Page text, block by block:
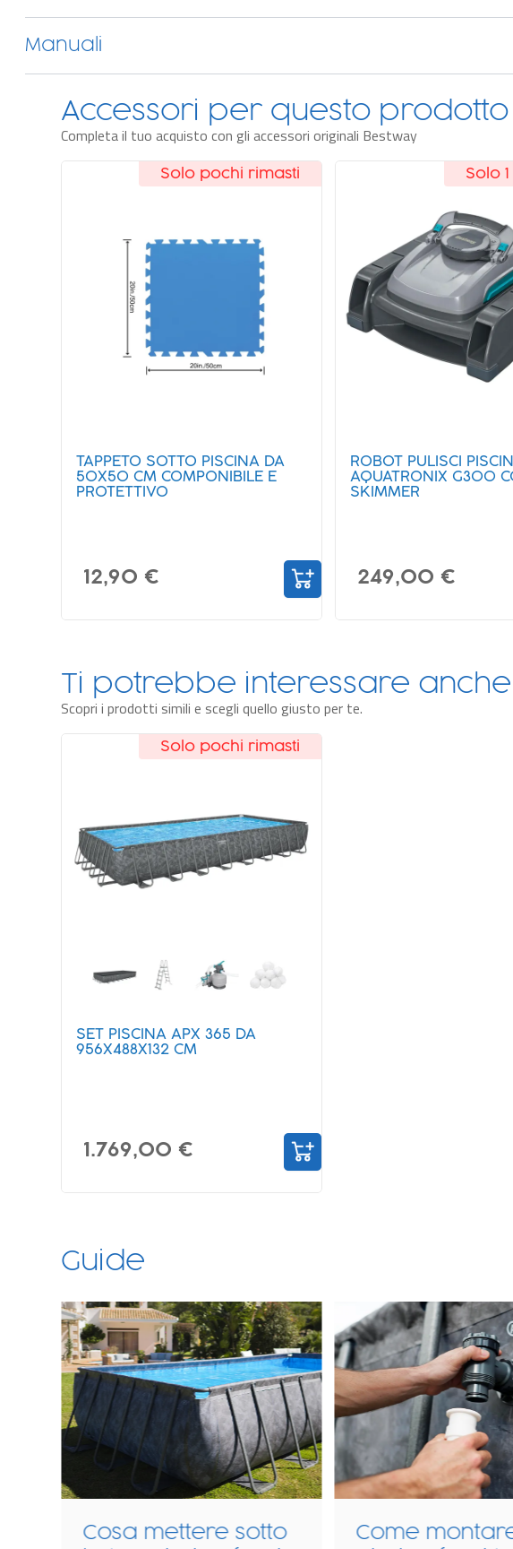
Manuali
Accessori per questo prodotto
Completa il tuo acquisto con gli accessori originali Bestway
Solo pochi rimasti
TAPPETO SOTTO PISCINA DA
50X50 CM COMPONIBILE E
PROTETTIVO
12,90 €
Solo
ROBOT PULISCI
AQUATRONIX G300
SKIMMER
249,00 €
Ti potrebbe interessare
Scopri i prodotti simili e scegli quello giusto per te.
Solo pochi rimasti
SET PISCINA APX 365 DA
956X488X132 CM
1.769,00 €
Guide
Come montare una
Trattamento